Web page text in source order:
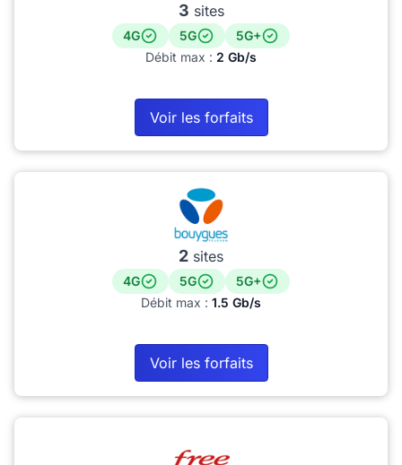
3 sites
4G 5G
5G+
Débit max : 2 Gb/s
Voir les forfaits
2 sites
4G 5G
5G+
Débit max : 1.5 Gb/s
Voir les forfaits